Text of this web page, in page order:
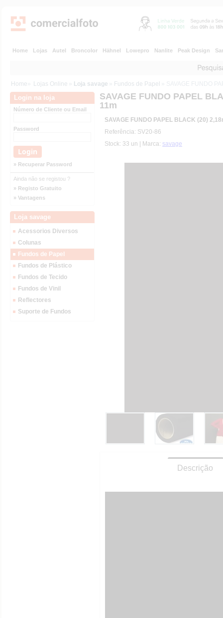
Home Lojas Autel Broncolor Hähnel Lowepro Nanlite Peak Design
Home » Lojas Online » Loja savage » Fundos de Papel » SAVAGE FUNDO
Login na loja
Número de Cliente ou Email
Password
» Recuperar Password
Ainda não se registou ?
» Registo Gratuito
» Vantagens
Loja savage
Acessorios Diversos
Colunas
Fundos de Papel
Fundos de Plástico
Fundos de Tecido
Fundos de Vinil
Reflectores
Suporte de Fundos
SAVAGE FUNDO PAPEL
11m
SAVAGE FUNDO PAPEL BLACK (20)
Referência: SV20-86
Stock: 33 un | Marca: savage
Descrição